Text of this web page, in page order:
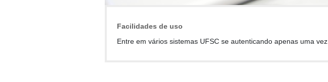
Facilidades de uso
Entre em vários sistemas UFSC se autenticando apenas uma vez.